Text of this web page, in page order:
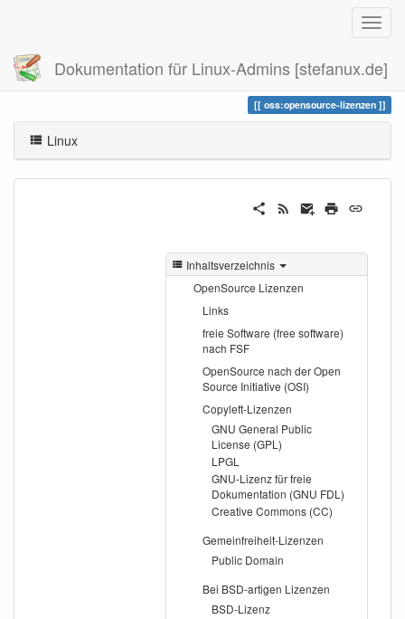
Dokumentation für Linux-Admins [stefanux.de]
Zuletzt angesehen opensource-lizenzen
oss:opensource-lizenzen
Linux
Inhaltsverzeichnis
OpenSource Lizenzen
Links
freie Software (free software)
nach FSF
OpenSource nach der Open
Source Initiative (OSI)
Copyleft-Lizenzen
GNU General Public
License (GPL)
LPGL
GNU-Lizenz für freie
Dokumentation (GNU FDL)
Creative Commons (CC)
Gemeinfreiheit-Lizenzen
Public Domain
Bei BSD-artigen Lizenzen
BSD-Lizenz